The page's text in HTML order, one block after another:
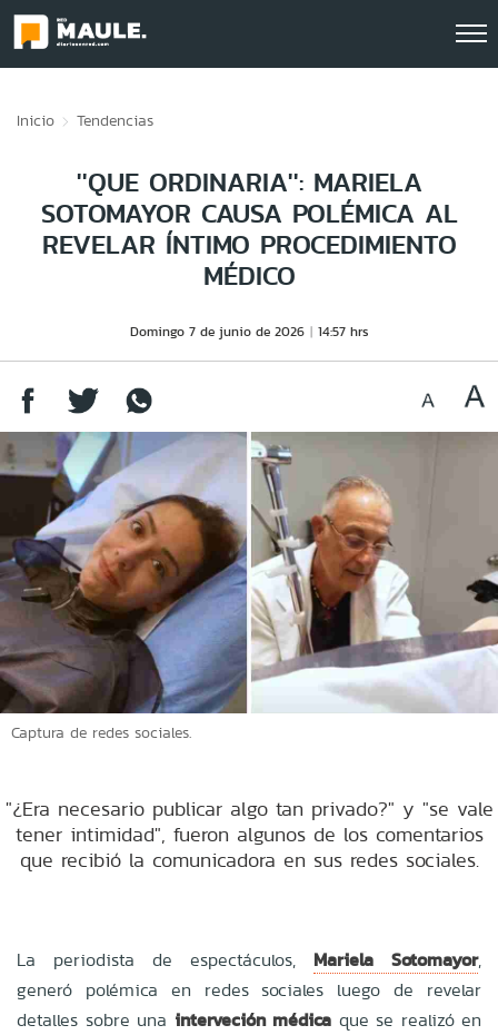
Inicio Tendencias
''QUE ORDINARIA'': MARIELA
SOTOMAYOR CAUSA POLÉMICA AL
REVELAR ÍNTIMO PROCEDIMIENTO
MÉDICO
Domingo 7 de junio de 2026 14:57 hrs
Captura de redes sociales.
"¿Era necesario publicar algo tan privado?" y "se vale
tener intimidad", fueron algunos de los comentarios
que recibió la comunicadora en sus redes sociales.
La periodista de espectáculos, Mariela Sotomayor,
generó polémica en redes sociales luego de revelar
detalles sobre una interveción médica que se realizó en